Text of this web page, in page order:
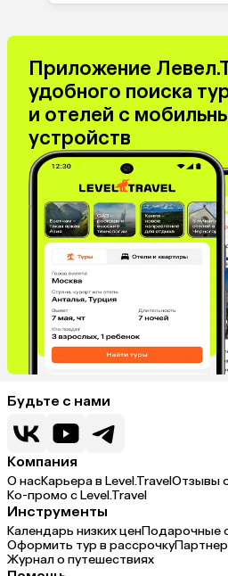
Приложение
удобного поиска
и отелей с
устройств
Будьте с нами
Компания
О насКарьера в Level.TravelОтзывы
Ко-промо с Level.Travel
Инструменты
Календарь низких ценПодарочные
Оформить тур в рассрочку
Журнал о путешествиях